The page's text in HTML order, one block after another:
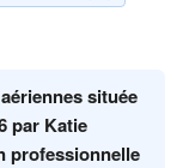
située
par Katie
professionnelle